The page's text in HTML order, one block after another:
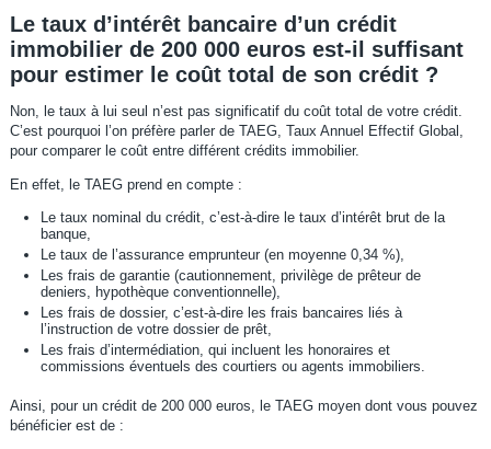
Le taux d’intérêt bancaire d’un crédit
immobilier de 200 000 euros est-il suffisant
pour estimer le coût total de son crédit ?
Non, le taux à lui seul n’est pas significatif du coût total de votre crédit.
C’est pourquoi l’on préfère parler de TAEG, Taux Annuel Effectif Global,
pour comparer le coût entre différent crédits immobilier.
En effet, le TAEG prend en compte :
Le taux nominal du crédit, c’est-à-dire le taux d’intérêt brut de la
banque,
Le taux de l’assurance emprunteur (en moyenne 0,34 %),
Les frais de garantie (cautionnement, privilège de prêteur de
deniers, hypothèque conventionnelle),
Les frais de dossier, c’est-à-dire les frais bancaires liés à
l’instruction de votre dossier de prêt,
Les frais d’intermédiation, qui incluent les honoraires et
commissions éventuels des courtiers ou agents immobiliers.
Ainsi, pour un crédit de 200 000 euros, le TAEG moyen dont vous pouvez
bénéficier est de :